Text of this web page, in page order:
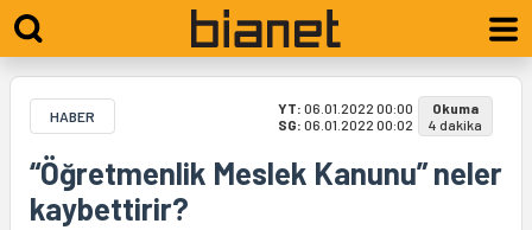
HABER YT: 06.01.2022 00:00
SG: 06.01.2022 00:02
Okuma
4 dakika
“Öğretmenlik Meslek Kanunu” neler
kaybettirir?